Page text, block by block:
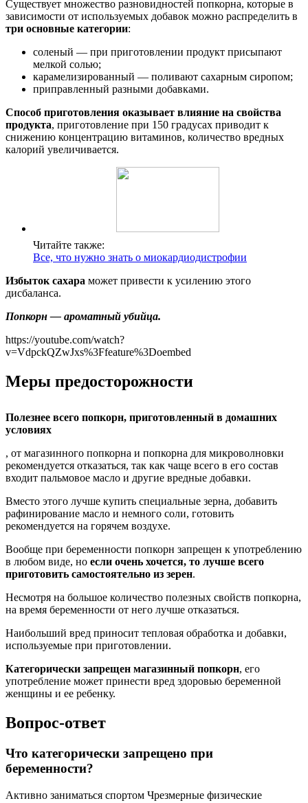
Существует множество разновидностей попкорна, которые в
зависимости от используемых добавок можно распределить в
три основные категории:
соленый — при приготовлении продукт присыпают
мелкой солью;
карамелизированный — поливают сахарным сиропом;
приправленный разными добавками.
Способ приготовления оказывает влияние на свойства
продукта, приготовление при 150 градусах приводит к
снижению концентрацию витаминов, количество вредных
калорий увеличивается.
Читайте также:
Все, что нужно знать о миокардиодистрофии
Избыток сахара может привести к усилению этого
дисбаланса.
Попкорн — ароматный убийца.
https://youtube.com/watch?
v=VdpckQZwJxs%3Ffeature%3Doembed
Меры предосторожности
Полезнее всего попкорн, приготовленный в домашних
условиях
, от магазинного попкорна и попкорна для микроволновки
рекомендуется отказаться, так как чаще всего в его состав
входит пальмовое масло и другие вредные добавки.
Вместо этого лучше купить специальные зерна, добавить
рафинирование масло и немного соли, готовить
рекомендуется на горячем воздухе.
Вообще при беременности попкорн запрещен к употреблению
в любом виде, но если очень хочется, то лучше всего
приготовить самостоятельно из зерен.
Несмотря на большое количество полезных свойств попкорна,
на время беременности от него лучше отказаться.
Наибольший вред приносит тепловая обработка и добавки,
используемые при приготовлении.
Категорически запрещен магазинный попкорн, его
употребление может принести вред здоровью беременной
женщины и ее ребенку.
Вопрос-ответ
Что категорически запрещено при
беременности?
Активно заниматься спортом Чрезмерные физические